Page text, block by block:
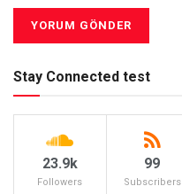
Stay Connected test
23.9k
Followers
99
Subscribers